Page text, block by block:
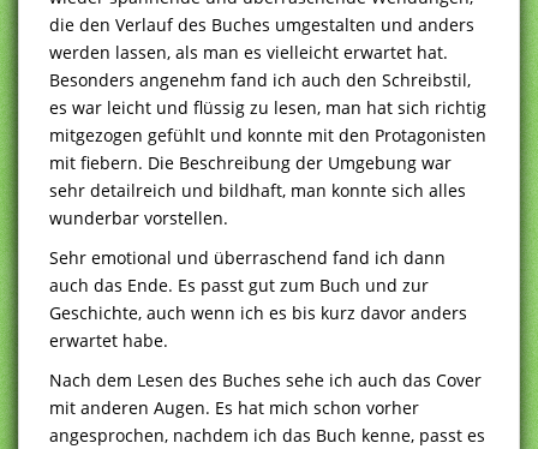
die den Verlauf des Buches umgestalten und anders
werden lassen, als man es vielleicht erwartet hat.
Besonders angenehm fand ich auch den Schreibstil,
es war leicht und flüssig zu lesen, man hat sich richtig
mitgezogen gefühlt und konnte mit den Protagonisten
mit fiebern. Die Beschreibung der Umgebung war
sehr detailreich und bildhaft, man konnte sich alles
wunderbar vorstellen.
Sehr emotional und überraschend fand ich dann
auch das Ende. Es passt gut zum Buch und zur
Geschichte, auch wenn ich es bis kurz davor anders
erwartet habe.
Nach dem Lesen des Buches sehe ich auch das Cover
mit anderen Augen. Es hat mich schon vorher
angesprochen, nachdem ich das Buch kenne, passt es